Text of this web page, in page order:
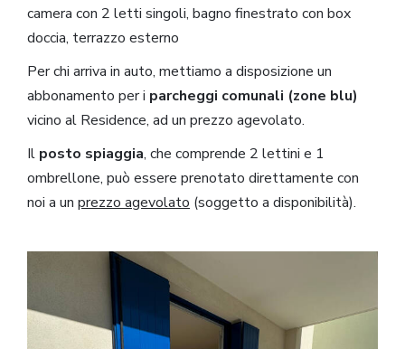
camera con 2 letti singoli, bagno finestrato con box
doccia, terrazzo esterno
Per chi arriva in auto, mettiamo a disposizione un
abbonamento per i parcheggi comunali (zone blu)
vicino al Residence, ad un prezzo agevolato.
Il posto spiaggia, che comprende 2 lettini e 1
ombrellone, può essere prenotato direttamente con
noi a un prezzo agevolato (soggetto a disponibilità).